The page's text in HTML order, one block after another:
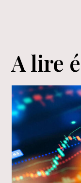
A lire